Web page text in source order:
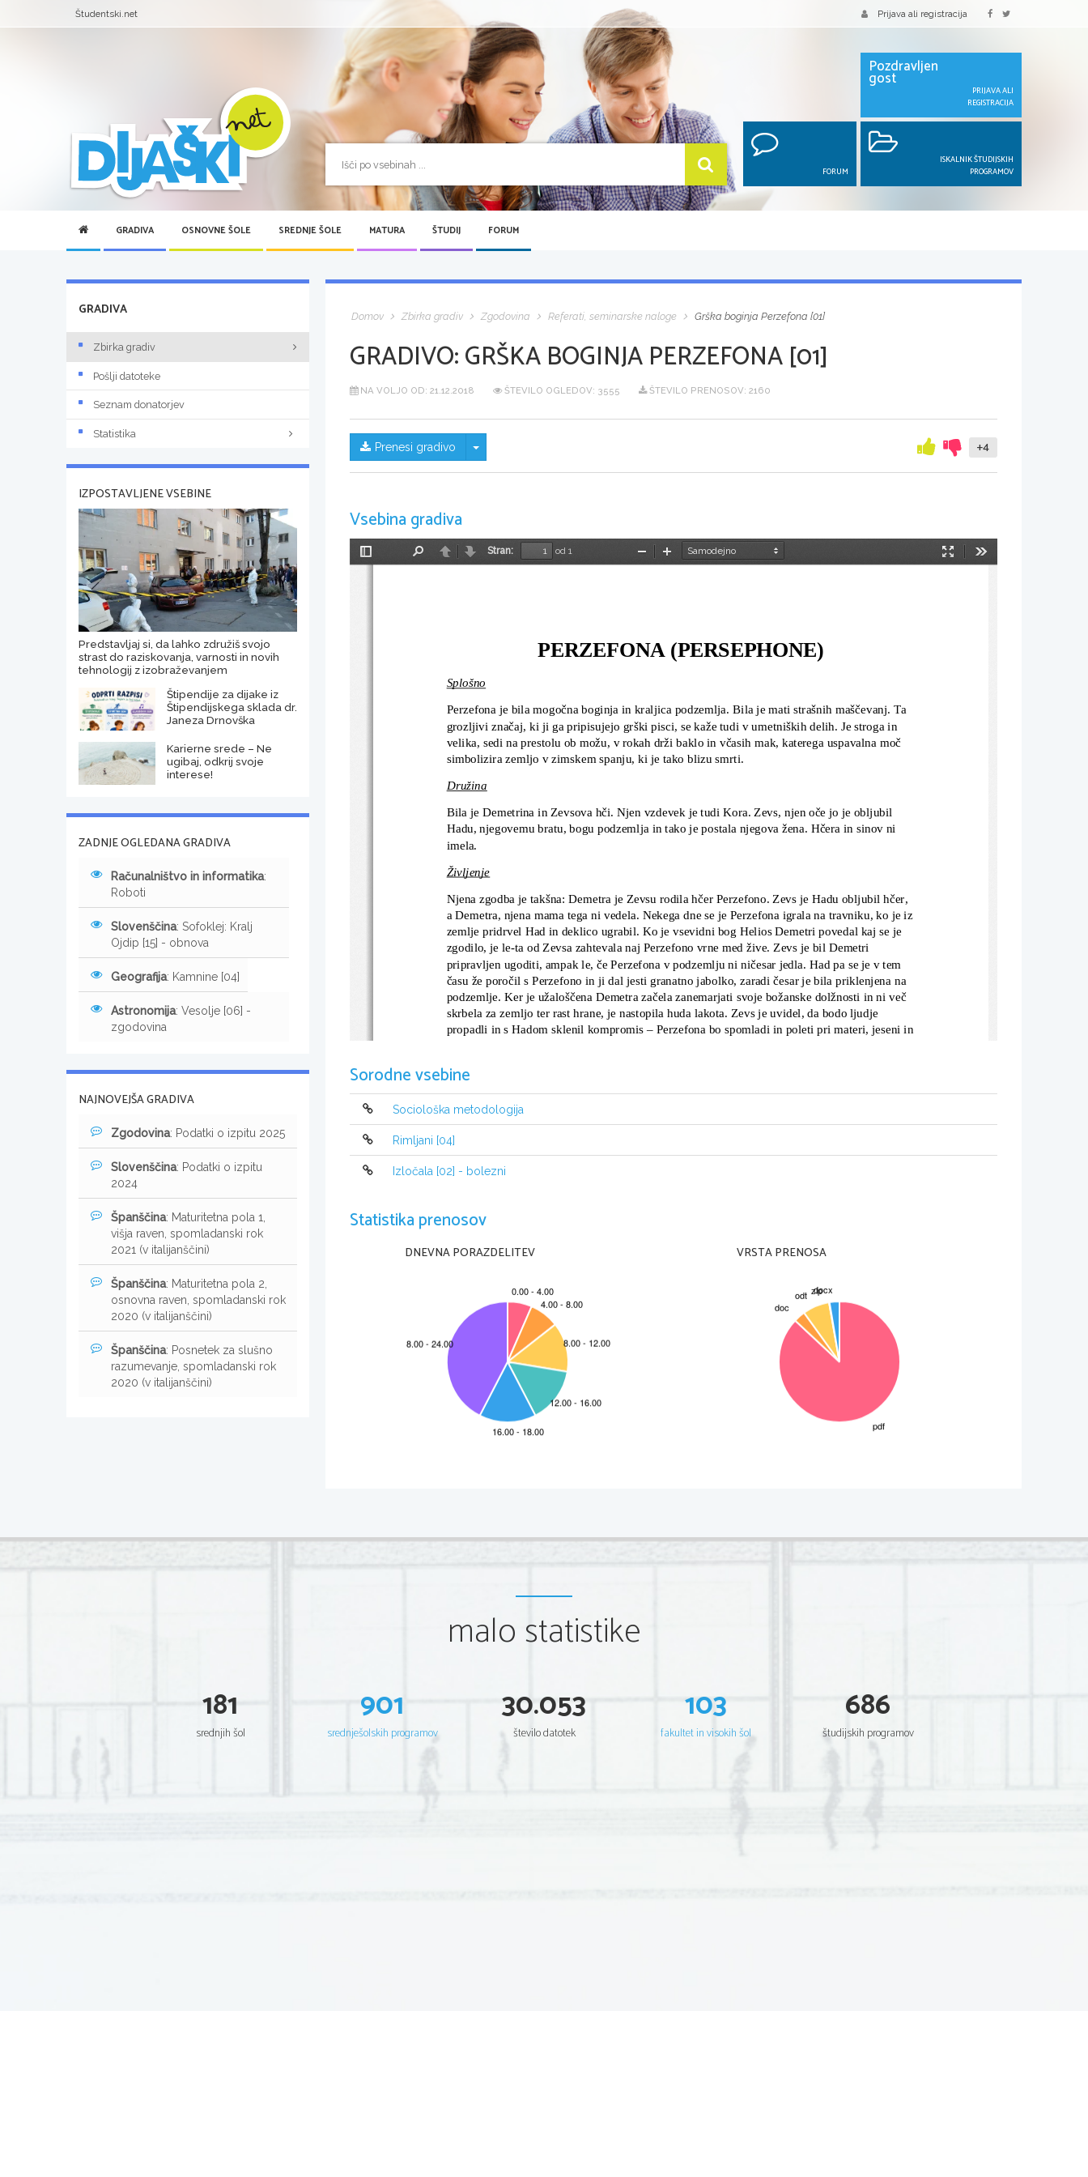
Študentski.net Prijava ali registracija
Pozdravljen
gost
PRIJAVA ALI
REGISTRACIJA
FORUM
ISKALNIK ŠTUDIJSKIH
PROGRAMOV
GRADIVA OSNOVNE ŠOLE SREDNJE ŠOLE MATURA ŠTUDIJ FORUM
Domov Zbirka gradiv Zgodovina Referati, seminarske naloge Grška boginja Perzefona [01]
GRADIVO:GRŠKA BOGINJA PERZEFONA [01]
NA VOLJO OD: 21.12.2018 ŠTEVILO OGLEDOV: 3555 ŠTEVILO PRENOSOV: 2160
Prenesi gradivo Skrij/prikaži meni +4
Vsebina gradiva
Preklopi
NazajNaprej
Stran:
od 1
Način
PomanjšajPovečaj
PERZEFONA (PERSEPHONE)
Splošno
Perzefona je bila mogočna boginja in kraljica podzemlja. Bila je mati strašnih maščevanj. Ta
grozljivi značaj, ki ji ga pripisujejo grški pisci, se kaže tudi v umetniških delih. Je stroga in
velika, sedi na prestolu ob možu, v rokah drži baklo in včasih mak, katerega uspavalna moč
simbolizira zemljo v zimskem spanju, ki je tako blizu smrti.
Družina
Bila je Demetrina in Zevsova hči. Njen vzdevek je tudi Kora. Zevs, njen oče jo je obljubil
Hadu, njegovemu bratu, bogu podzemlja in tako je postala njegova žena. Hčera in sinov ni
imela.
Življenje
Njena zgodba je takšna: Demetra je Zevsu rodila hčer Perzefono. Zevs je Hadu obljubil hčer,
a Demetra, njena mama tega ni vedela. Nekega dne se je Perzefona igrala na travniku, ko je iz
zemlje pridrvel Had in deklico ugrabil. Ko je vsevidni bog Helios Demetri povedal kaj se je
zgodilo, je le-ta od Zevsa zahtevala naj Perzefono vrne med žive. Zevs je bil Demetri
pripravljen ugoditi, ampak le, če Perzefona v podzemlju ni ničesar jedla. Had pa se je v tem
času že poročil s Perzefono in ji dal jesti granatno jabolko, zaradi česar je bila priklenjena na
podzemlje. Ker je užaloščena Demetra začela zanemarjati svoje božanske dolžnosti in ni več
skrbela za zemljo ter rast hrane, je nastopila huda lakota. Zevs je uvidel, da bodo ljudje
propadli in s Hadom sklenil kompromis – Perzefona bo spomladi in poleti pri materi, jeseni in
Vprašanja in odgovori
1.
Boginja česa je bila Perzefona?

Bila je boginja in kraljica podzemlja ter mati groznih maščevanj.
3.
Kdaj je Perzefona pri materi in kdaj pri možu-Hadu?
Sorodne vsebine
Sociološka metodologija
Rimljani [04]
Izločala [02] - bolezni
Statistika prenosov
DNEVNA PORAZDELITEV VRSTA PRENOSA
GRADIVA
Zbirka gradiv
Pošlji datoteke
Seznam donatorjev
Statistika
IZPOSTAVLJENE VSEBINE
Predstavljaj si, da lahko združiš svojo
strast do raziskovanja, varnosti in novih
tehnologij z izobraževanjem
Štipendije za dijake iz
Štipendijskega sklada dr.
Janeza Drnovška
Karierne srede – Ne
ugibaj, odkrij svoje
interese!
ZADNJE OGLEDANA GRADIVA
Računalništvo in informatika:
Roboti
Slovenščina: Sofoklej: Kralj
Ojdip [15] - obnova
Geografija: Kamnine [04]
Astronomija: Vesolje [06] -
zgodovina
NAJNOVEJŠA GRADIVA
Zgodovina: Podatki o izpitu 2025
Slovenščina: Podatki o izpitu
2024
Španščina: Maturitetna pola 1,
višja raven, spomladanski rok
2021 (v italijanščini)
Španščina: Maturitetna pola 2,
osnovna raven, spomladanski rok
2020 (v italijanščini)
Španščina: Posnetek za slušno
razumevanje, spomladanski rok
2020 (v italijanščini)
malo statistike
181
srednjih šol
901
srednješolskih programov
30.053
število datotek
103
fakultet in visokih šol
686
študijskih programov